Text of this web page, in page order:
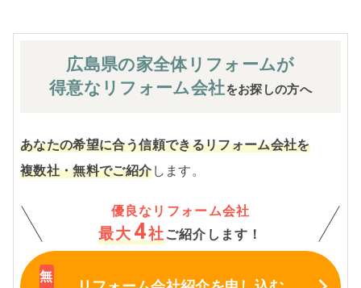
広島県の家全体リフォームが
得意なリフォーム会社をお探しの方へ
あなたの希望に合う信頼できるリフォーム会社を
複数社・無料でご紹介します。
優良なリフォーム会社
最大 4社 ご紹介します！